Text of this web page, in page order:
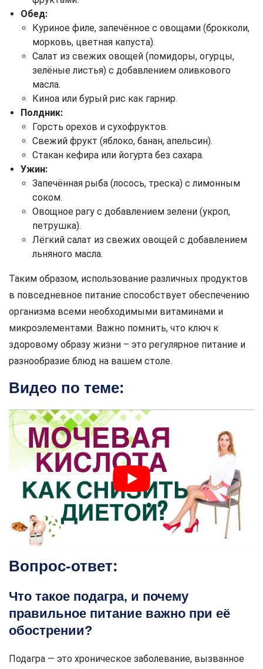
Обед:
Куриное филе, запечённое с овощами (брокколи,
морковь, цветная капуста).
Салат из свежих овощей (помидоры, огурцы,
зелёные листья) с добавлением оливкового
масла.
Киноа или бурый рис как гарнир.
Полдник:
Горсть орехов и сухофруктов.
Свежий фрукт (яблоко, банан, апельсин).
Стакан кефира или йогурта без сахара.
Ужин:
Запечённая рыба (лосось, треска) с лимонным
соком.
Овощное рагу с добавлением зелени (укроп,
петрушка).
Лёгкий салат из свежих овощей с добавлением
льняного масла.
Таким образом, использование различных продуктов
в повседневное питание способствует обеспечению
организма всеми необходимыми витаминами и
микроэлементами. Важно помнить, что ключ к
здоровому образу жизни – это регулярное питание и
разнообразие блюд на вашем столе.
Видео по теме:
Вопрос-ответ:
Что такое подагра, и почему
правильное питание важно при её
обострении?
Подагра — это хроническое заболевание, вызванное